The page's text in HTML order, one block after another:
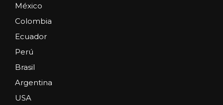
México
Colombia
Ecuador
Perú
Brasil
Argentina
USA